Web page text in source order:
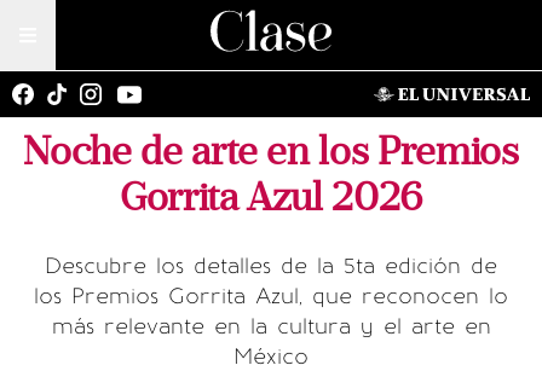
Noche de arte en los Premios
Gorrita Azul 2026
Descubre los detalles de la 5ta edición de
los Premios Gorrita Azul, que reconocen lo
más relevante en la cultura y el arte en
México